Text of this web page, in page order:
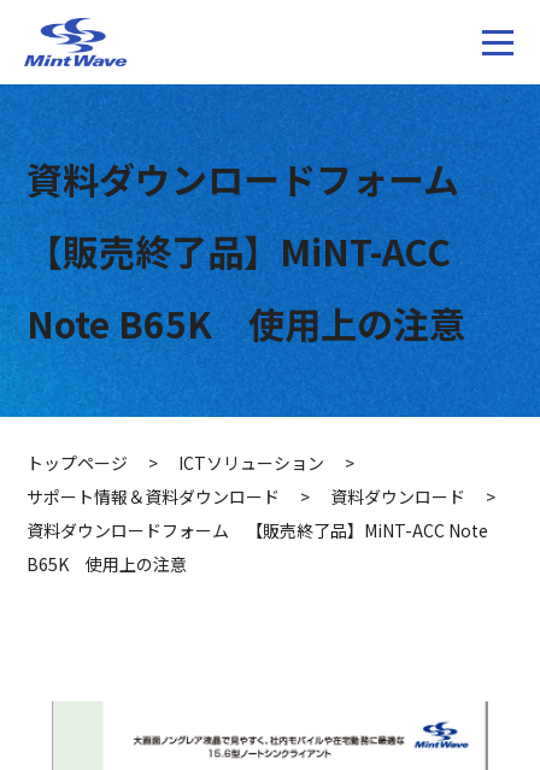
資料ダウンロードフォーム
【販売終了品】MiNT-ACC
Note B65K 使用上の注意
トップページ > ICTソリューション
>
サポート情報＆資料ダウンロード
> 資料ダウンロード
>
資料ダウンロードフォーム 【販売終了品】MiNT-ACC Note
B65K 使用上の注意